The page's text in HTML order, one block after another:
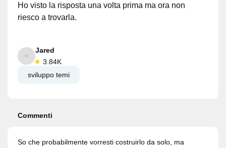
Ho visto la risposta una volta prima ma ora non
riesco a trovarla.
Jared
3.84K
sviluppo temi
Commenti
So che probabilmente vorresti costruirlo da solo, ma